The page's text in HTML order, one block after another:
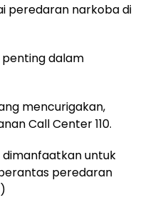
peredaran narkoba di
dalam
mencurigakan,
Call Center 110.
dimanfaatkan untuk
peredaran